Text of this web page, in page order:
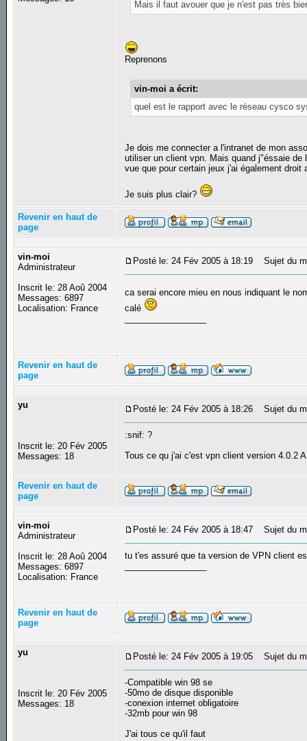
Mais il faut avouer que je n'est pas très
Reprenons
vin-moi a écrit:
quel est le rapport avec le réseau cysco
Je dois me connecter a l'intranet de mon
utiliser un client vpn. Mais quand j"éssaie de
vue que pour certain jeux j'ai également
Je suis plus clair?
Revenir en haut de
page
vin-moi
Administrateur
Inscrit le: 28 Aoû 2004
Messages: 6897
Localisation: France
Posté le: 24 Fév 2005 à 18:19 Sujet du
ca serai encore mieu en nous indiquant le
calé
Revenir en haut de
page
yu
Inscrit le: 20 Fév 2005
Messages: 18
Posté le: 24 Fév 2005 à 18:26 Sujet du
:snif: ?
Tous ce qu j'ai c'est vpn client version 4.0.2
Revenir en haut de
page
vin-moi
Administrateur
Inscrit le: 28 Aoû 2004
Messages: 6897
Localisation: France
Posté le: 24 Fév 2005 à 18:47 Sujet du
tu t'es assuré que ta version de VPN client
Revenir en haut de
page
yu
Inscrit le: 20 Fév 2005
Messages: 18
Posté le: 24 Fév 2005 à 19:05 Sujet du
-Compatible win 98 se
-50mo de disque disponible
-conexion internet obligatoire
-32mb pour win 98
J'ai tous ce qu'il faut